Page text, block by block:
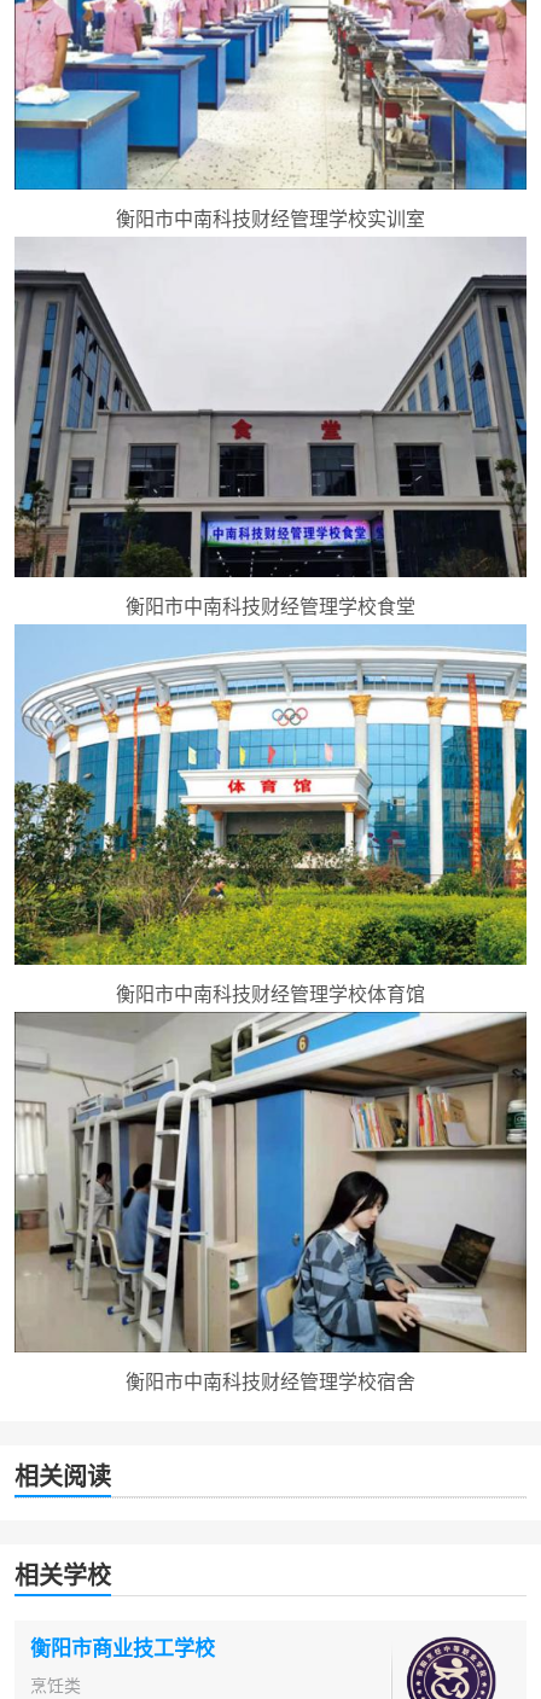
衡阳市中南科技财经管理学校实训室
衡阳市中南科技财经管理学校食堂
衡阳市中南科技财经管理学校体育馆
衡阳市中南科技财经管理学校宿舍
相关阅读
相关学校
衡阳市商业技工学校
烹饪类